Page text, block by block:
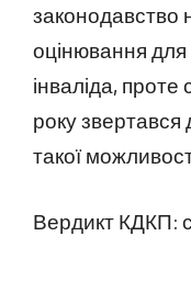
законодавство
оцінювання для
інваліда,
року звертався
такої
Вердикт КДКП: